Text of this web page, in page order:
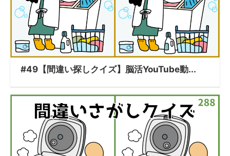
#49【間違い探しクイズ】脳活YouTube動...